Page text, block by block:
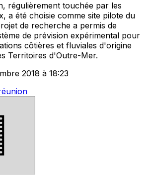
régulièrement touchée par les
a été choisie comme site pilote du
de recherche a permis de
de prévision expérimental pour
côtières et fluviales d'origine
Territoires d'Outre-Mer.
2018 à 18:23